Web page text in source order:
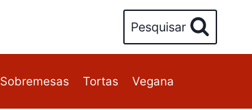
Pesquisar
Sobremesas Tortas Vegana